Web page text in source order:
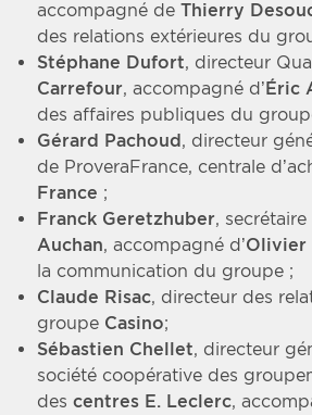
accompagné de Thierry
des relations extérieures du
Stéphane Dufort, directeur
Carrefour, accompagné d’Éric
des affaires publiques du
Gérard Pachoud, directeur
de ProveraFrance, centrale
France ;
Franck Geretzhuber,
Auchan, accompagné d’Olivier
la communication du groupe ;
Claude Risac, directeur des
groupe Casino;
Sébastien Chellet, directeur
société coopérative des
des centres E. Leclerc,